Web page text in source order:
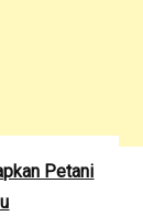
Petani